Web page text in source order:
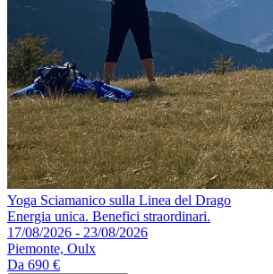
Yoga Sciamanico sulla Linea del Drago
Energia unica. Benefici straordinari.
17/08/2026 - 23/08/2026
Piemonte, Oulx
Da 690 €